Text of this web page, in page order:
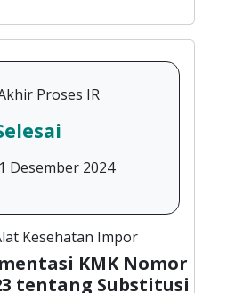
Proses IR
Desember 2024
Kesehatan Impor
KMK Nomor
tentang Substitusi